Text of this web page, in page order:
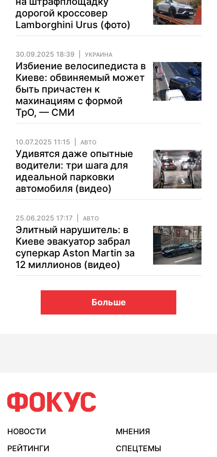
дорогой кроссовер
Lamborghini Urus (фото)
30.09.2025 18:39 УКРАИНА
Избиение велосипедиста в
Киеве: обвиняемый может
быть причастен к
махинациям с формой
ТрО, — СМИ
10.07.2025 11:15 АВТО
Удивятся даже опытные
водители: три шага для
идеальной парковки
автомобиля (видео)
25.06.2025 17:17 АВТО
Элитный нарушитель: в
Киеве эвакуатор забрал
суперкар Aston Martin за
12 миллионов (видео)
Больше
НОВОСТИ
МНЕНИЯ
РЕЙТИНГИ
СПЕЦТЕМЫ